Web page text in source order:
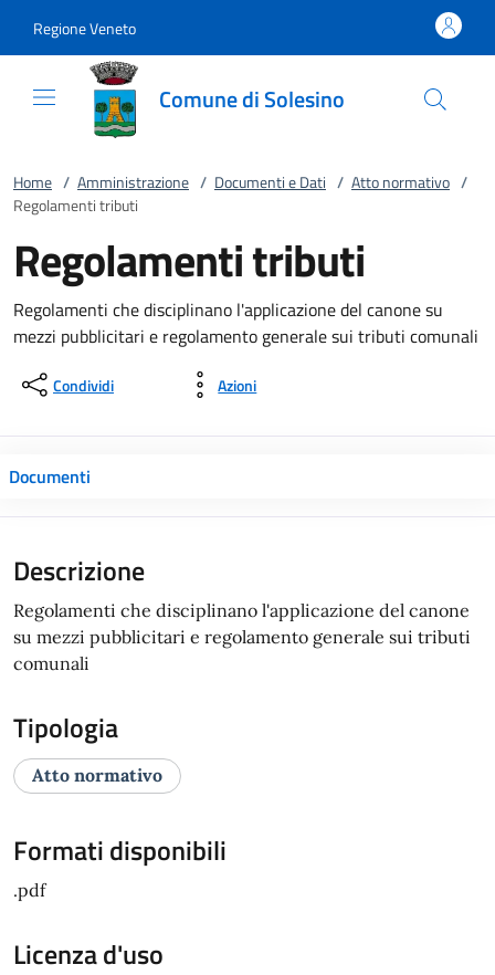
Regione Veneto
Comune di Solesino
Home / Amministrazione / Documenti e Dati / Atto normativo /
Regolamenti tributi
Regolamenti tributi
Regolamenti che disciplinano l'applicazione del canone su
mezzi pubblicitari e regolamento generale sui tributi comunali
Condividi Azioni
Documenti
Descrizione
Regolamenti che disciplinano l'applicazione del canone
su mezzi pubblicitari e regolamento generale sui tributi
comunali
Tipologia
Atto normativo
Formati disponibili
.pdf
Licenza d'uso